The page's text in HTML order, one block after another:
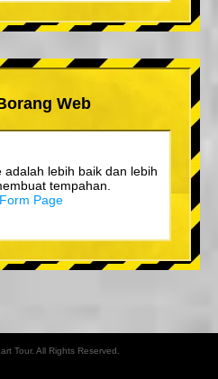
Web
lebih baik dan lebih
tempahan.
Page
Tour. All Rights Reserved.